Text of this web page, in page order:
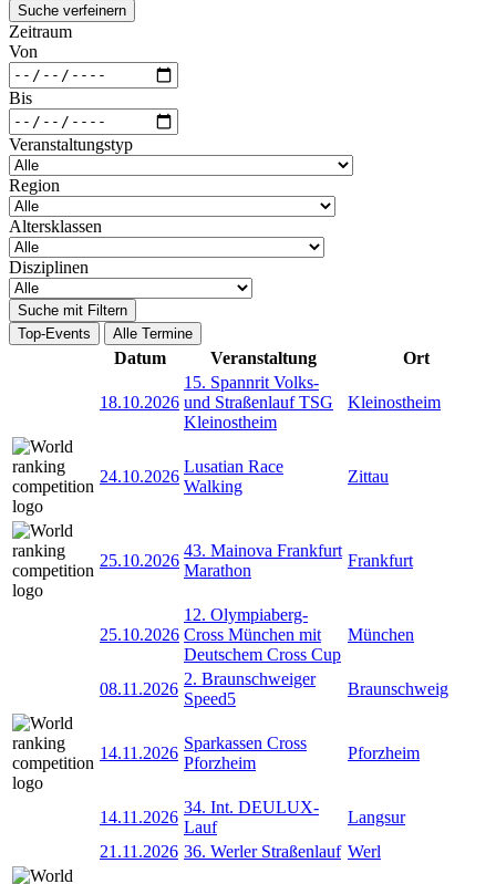
Suche verfeinern
Zeitraum
Von
Bis
Veranstaltungstyp
Region
Altersklassen
Disziplinen
Suche mit Filtern
Top-Events
Alle Termine
Datum Veranstaltung Ort
18.10.2026
15. Spannrit Volks-
und Straßenlauf TSG
Kleinostheim
Kleinostheim
24.10.2026
Lusatian Race
Walking
Zittau
25.10.2026
43. Mainova Frankfurt
Marathon
Frankfurt
25.10.2026
12. Olympiaberg-
Cross München mit
Deutschem Cross Cup
München
08.11.2026
2. Braunschweiger
Speed5
Braunschweig
14.11.2026
Sparkassen Cross
Pforzheim
Pforzheim
14.11.2026
34. Int. DEULUX-
Lauf
Langsur
21.11.2026 36. Werler Straßenlauf Werl